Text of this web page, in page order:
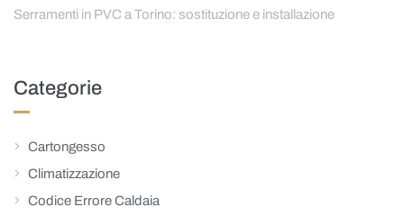
Serramenti in PVC a Torino: sostituzione e installazione
Categorie
Cartongesso
Climatizzazione
Codice Errore Caldaia